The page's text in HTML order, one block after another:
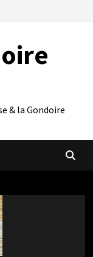
& la Gondoire